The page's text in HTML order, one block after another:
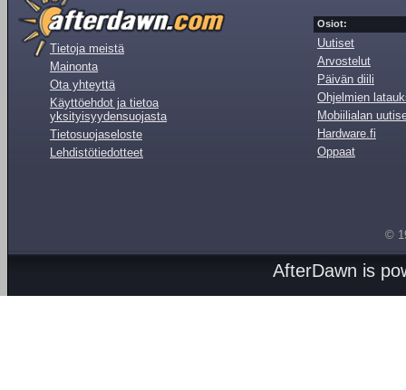
Tietoja meistä
Mainonta
Ota yhteyttä
Käyttöehdot ja tietoa
yksityisyydensuojasta
Tietosuojaseloste
Lehdistötiedotteet
Osiot:
Uutiset
Arvostelut
Päivän diili
Ohjelmien
Mobiilialan
Hardware.fi
Oppaat
©
AfterDawn is